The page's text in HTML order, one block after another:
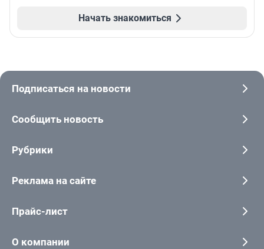
Начать знакомиться
Подписаться на новости
Сообщить новость
Рубрики
Реклама на сайте
Прайс-лист
О компании